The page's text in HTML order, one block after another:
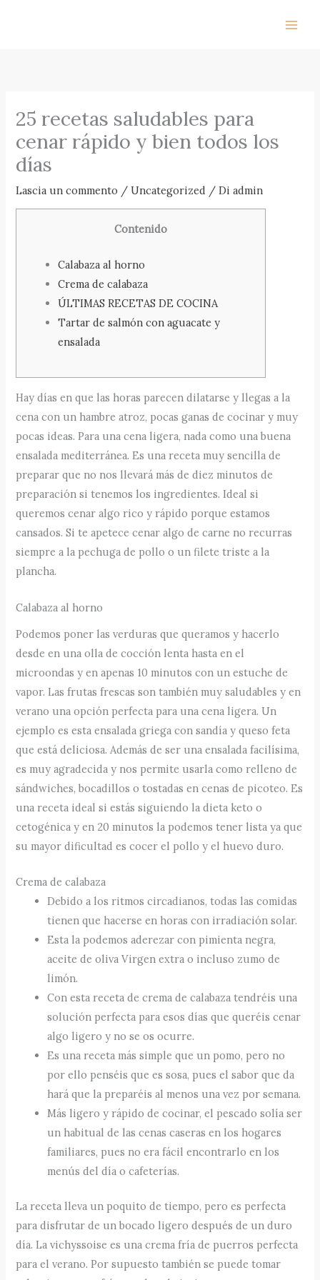
25 recetas saludables para
cenar rápido y bien todos los
días
Lascia un commento /Uncategorized / Diadmin
Contenido
Calabaza al horno
Crema de calabaza
ÚLTIMAS RECETAS DE COCINA
Tartar de salmón con aguacate y
ensalada
Hay días en que las horas parecen dilatarse y llegas a la
cena con un hambre atroz, pocas ganas de cocinar y muy
pocas ideas. Para una cena ligera, nada como una buena
ensalada mediterránea. Es una receta muy sencilla de
preparar que no nos llevará más de diez minutos de
preparación si tenemos los ingredientes. Ideal si
queremos cenar algo rico y rápido porque estamos
cansados. Si te apetece cenar algo de carne no recurras
siempre a la pechuga de pollo o un filete triste a la
plancha.
Calabaza al horno
Podemos poner las verduras que queramos y hacerlo
desde en una olla de cocción lenta hasta en el
microondas y en apenas 10 minutos con un estuche de
vapor. Las frutas frescas son también muy saludables y en
verano una opción perfecta para una cena ligera. Un
ejemplo es esta ensalada griega con sandía y queso feta
que está deliciosa. Además de ser una ensalada facilísima,
es muy agradecida y nos permite usarla como relleno de
sándwiches, bocadillos o tostadas en cenas de picoteo. Es
una receta ideal si estás siguiendo la dieta keto o
cetogénica y en 20 minutos la podemos tener lista ya que
su mayor dificultad es cocer el pollo y el huevo duro.
Crema de calabaza
Debido a los ritmos circadianos, todas las comidas
tienen que hacerse en horas con irradiación solar.
Esta la podemos aderezar con pimienta negra,
aceite de oliva Virgen extra o incluso zumo de
limón.
Con esta receta de crema de calabaza tendréis una
solución perfecta para esos días que queréis cenar
algo ligero y no se os ocurre.
Es una receta más simple que un pomo, pero no
por ello penséis que es sosa, pues el sabor que da
hará que la preparéis al menos una vez por semana.
Más ligero y rápido de cocinar, el pescado solía ser
un habitual de las cenas caseras en los hogares
familiares, pues no era fácil encontrarlo en los
menús del día o cafeterías.
La receta lleva un poquito de tiempo, pero es perfecta
para disfrutar de un bocado ligero después de un duro
día. La vichyssoise es una crema fría de puerros perfecta
para el verano. Por supuesto también se puede tomar